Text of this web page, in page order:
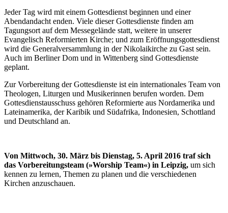
Jeder Tag wird mit einem Gottesdienst beginnen und einer
Abendandacht enden. Viele dieser Gottesdienste finden am
Tagungsort auf dem Messegelände statt, weitere in unserer
Evangelisch Reformierten Kirche; und zum Eröffnungsgottesdienst
wird die Generalversammlung in der Nikolaikirche zu Gast sein.
Auch im Berliner Dom und in Wittenberg sind Gottesdienste
geplant.
Zur Vorbereitung der Gottesdienste ist ein internationales Team von
Theologen, Liturgen und Musikerinnen berufen worden. Dem
Gottesdienstausschuss gehören Reformierte aus Nordamerika und
Lateinamerika, der Karibik und Südafrika, Indonesien, Schottland
und Deutschland an.
Von Mittwoch, 30. März bis Dienstag, 5. April 2016 traf sich
das Vorbereitungsteam (»Worship Team«) in Leipzig, um sich
kennen zu lernen, Themen zu planen und die verschiedenen
Kirchen anzuschauen.